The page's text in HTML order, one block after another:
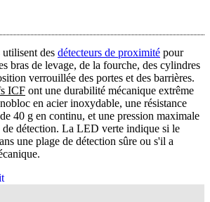
des détecteurs de proximité pour
bras de levage, de la fourche, des cylindres
verrouillée des portes et des barrières.
ICF ont une durabilité mécanique extrême
en acier inoxydable, une résistance
40 g en continu, et une pression maximale
de détection. La LED verte indique si le
une plage de détection sûre ou s'il a